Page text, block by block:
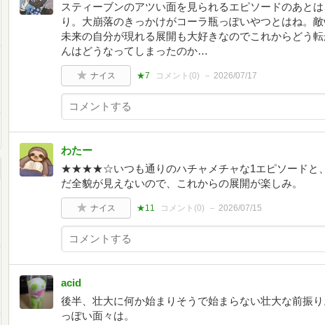
スティーブンのアツい面を見られるエピソードのあと
り。大崩落のきっかけがコーラ瓶っぽいやつとはね。
未来の自分が現れる展開も大好きなのでこれからどう
んはどうなってしまったのか…
ナイス ★7 コメント(0) 2026/07/17
わたー
★★★★☆いつも通りのハチャメチャな1エピソードと
だ全貌が見えないので、これからの展開が楽しみ。
ナイス ★11 コメント(0) 2026/07/15
acid
後半、壮大に何か始まりそうで始まらない壮大な前振
っぽい面々は。